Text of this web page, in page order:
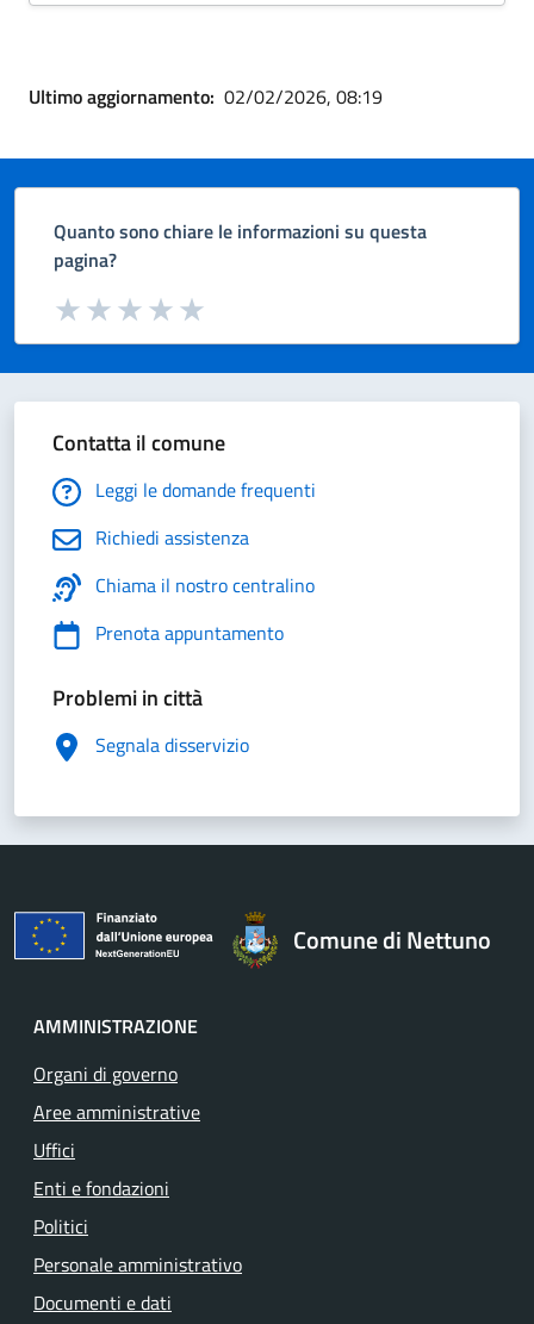
Ultimo aggiornamento: 02/02/2026, 08:19
Quanto sono chiare le informazioni su questa
pagina?
Valuta da 1 a 5 stelle la pagina
Valuta 5 stelle su 5
Valuta 4 stelle su 5
Valuta 3 stelle su 5
Valuta 2 stelle su 5
Valuta 1 stelle su 5
Contatta il comune
Leggi le domande frequenti
Richiedi assistenza
Chiama il nostro centralino
Prenota appuntamento
Problemi in città
Segnala disservizio
Comune di Nettuno
AMMINISTRAZIONE
Organi di governo
Aree amministrative
Uffici
Enti e fondazioni
Politici
Personale amministrativo
Documenti e dati